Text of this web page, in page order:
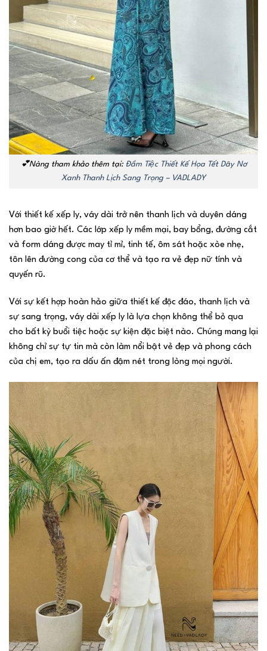
💕Nàng tham khảo thêm tại: Đầm Tiệc Thiết Kế Họa Tết Dây Nơ
Xanh Thanh Lịch Sang Trọng – VADLADY
Với thiết kế xếp ly, váy dài trở nên thanh lịch và duyên dáng
hơn bao giờ hết. Các lớp xếp ly mềm mại, bay bổng, đường cắt
và form dáng được may tỉ mỉ, tinh tế, ôm sát hoặc xòe nhẹ,
tôn lên đường cong của cơ thể và tạo ra vẻ đẹp nữ tính và
quyến rũ.
Với sự kết hợp hoàn hảo giữa thiết kế độc đáo, thanh lịch và
sự sang trọng, váy dài xếp ly là lựa chọn không thể bỏ qua
cho bất kỳ buổi tiệc hoặc sự kiện đặc biệt nào. Chúng mang lại
không chỉ sự tự tin mà còn làm nổi bật vẻ đẹp và phong cách
của chị em, tạo ra dấu ấn đậm nét trong lòng mọi người.